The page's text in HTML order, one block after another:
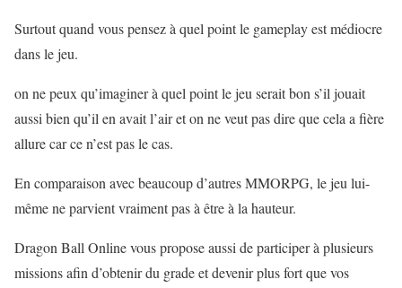
Surtout quand vous pensez à quel point le gameplay est médiocre
dans le jeu.
on ne peux qu’imaginer à quel point le jeu serait bon s’il jouait
aussi bien qu’il en avait l’air et on ne veut pas dire que cela a fière
allure car ce n’est pas le cas.
En comparaison avec beaucoup d’autres MMORPG, le jeu lui-
même ne parvient vraiment pas à être à la hauteur.
Dragon Ball Online vous propose aussi de participer à plusieurs
missions afin d’obtenir du grade et devenir plus fort que vos